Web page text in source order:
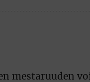
mestaruuden